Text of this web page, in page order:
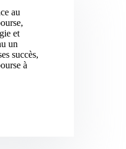
au
et
un
succès,
à